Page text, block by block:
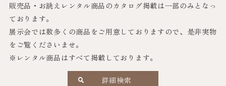
販売品・お誂えレンタル商品のカタログ掲載は一部のみとなっ
ております。
展示会では数多くの商品をご用意しておりますので、是非実物
をご覧くださいませ。
※レンタル商品はすべて掲載しております。
詳細検索